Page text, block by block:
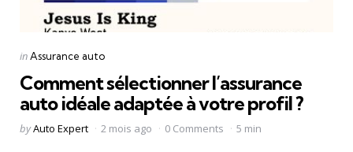
Categories
Posted
inAssurance auto
Comment sélectionner l’assurance
auto idéale adaptée à votre profil ?
Posted
byAuto Expert 2 mois ago 0 Comments 5 min